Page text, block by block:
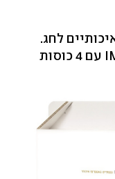
לחג.
לדוגמא: מארז מסדרת IMPRESSION עם 4 כוסות